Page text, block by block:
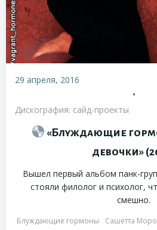
29 апреля, 2016
•
Дискография: сайд-проекты
«Блуждающие
девочки»
Вышел первый альбом панк-
стояли филолог и психолог,
смешно.
Блуждающие гормоны Сашетта